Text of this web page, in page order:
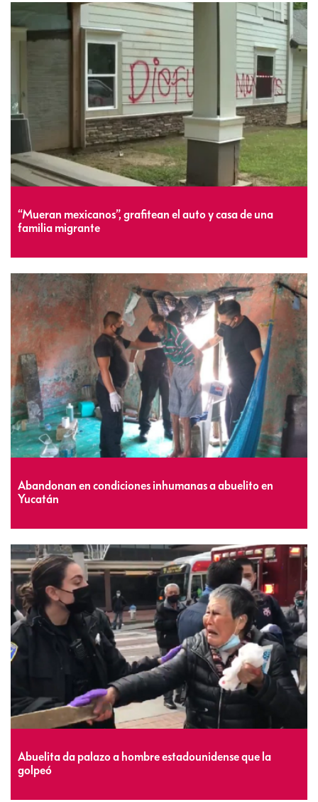
“Mueran mexicanos”, grafitean el auto y casa de una
familia migrante
Abandonan en condiciones inhumanas a abuelito en
Yucatán
Abuelita da palazo a hombre estadounidense que la
golpeó